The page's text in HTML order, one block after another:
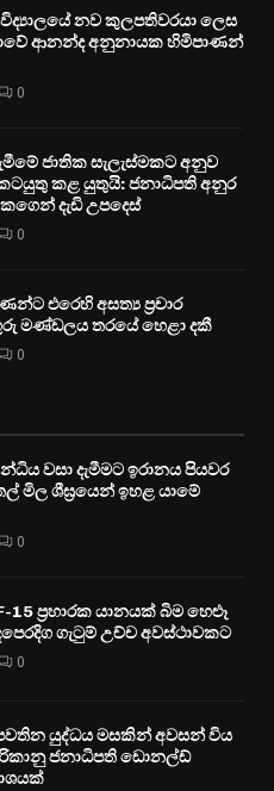
නව කුලපතිවරයා ලෙස
ආනන්ද අනුනායක හිමිපාණන්
0
ජාතික සැලැස්මකට අනුව
කළ යුතුයි: ජනාධිපති අනුර
දැඩි උපදෙස්
0
එරෙහි අසත්‍ය ප්‍රචාර
මණ්ඩලය තරයේ හෙළා දකී
0
වසා දැමීමට ඉරානය පියවර
මිල ශීඝ්‍රයෙන් ඉහළ යාමේ
0
15 ප්‍රහාරක යානයක් බිම හෙළූ
ගැටුම් උච්ච අවස්ථාවකට
0
යුද්ධය මසකින් අවසන් විය
ජනාධිපති ඩොනල්ඩ්